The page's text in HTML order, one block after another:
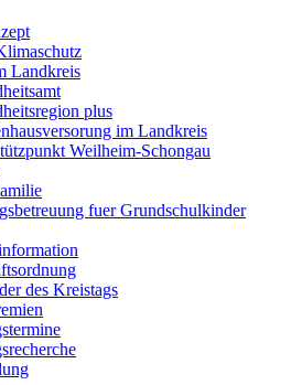
Landkreis
plus
im Landkreis
Weilheim-Schongau
fuer Grundschulkinder
des Kreistags